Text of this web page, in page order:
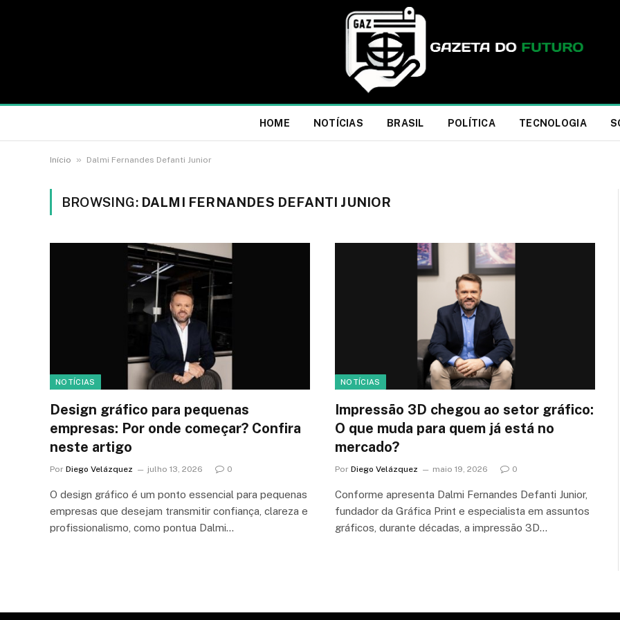
HOME NOTÍCIAS BRASIL POLÍTICA TECNOLOGIA
Início » Dalmi Fernandes Defanti Junior
BROWSING: DALMI FERNANDES DEFANTI JUNIOR
NOTÍCIAS
Design gráfico para pequenas
empresas: Por onde começar? Confira
neste artigo
Por Diego Velázquez julho 13, 2026 0
O design gráfico é um ponto essencial para pequenas
empresas que desejam transmitir confiança, clareza e
profissionalismo, como pontua Dalmi…
NOTÍCIAS
Impressão 3D chegou ao setor gráfico:
O que muda para quem já está no
mercado?
Por Diego Velázquez maio 19, 2026 0
Conforme apresenta Dalmi Fernandes Defanti Junior,
fundador da Gráfica Print e especialista em assuntos
gráficos, durante décadas, a impressão 3D…